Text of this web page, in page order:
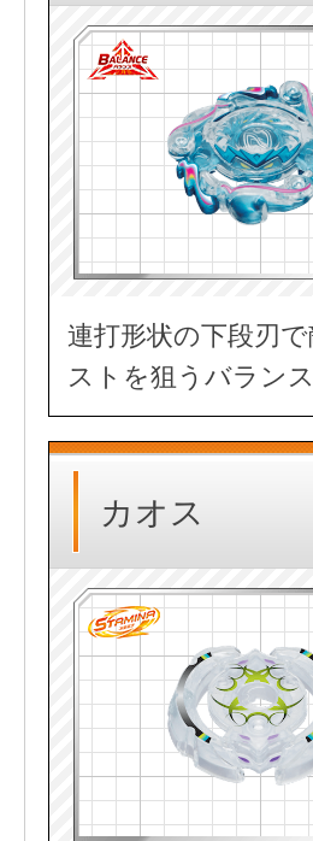
連打形状の下段刃
ストを狙うバラン
カオス